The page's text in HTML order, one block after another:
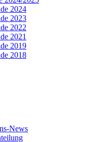
2024
2023
2022
2021
2019
2018
News